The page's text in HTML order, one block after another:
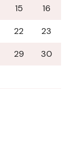
15
16
22
23
29
30